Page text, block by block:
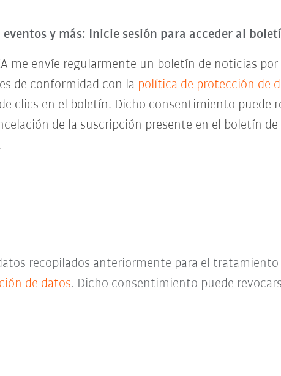
y más: Inicie sesión para acceder al
me envíe regularmente un boletín de noticias
de conformidad con la política de protección de
clics en el boletín. Dicho consentimiento puede
de la suscripción presente en el boletín
recopilados anteriormente para el
de datos. Dicho consentimiento puede